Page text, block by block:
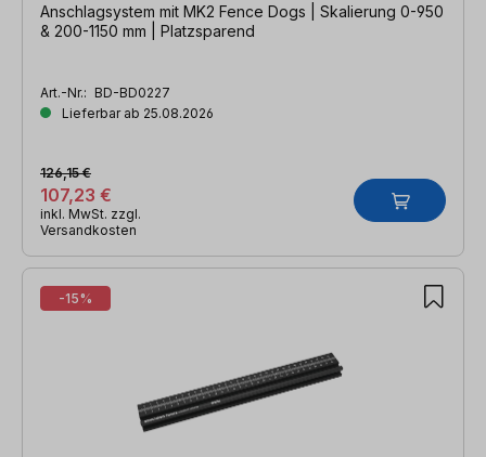
Anschlagsystem mit MK2 Fence Dogs | Skalierung 0-950
& 200-1150 mm | Platzsparend
Art.-Nr.: BD-BD0227
Lieferbar ab 25.08.2026
107,23 €
126,15 €
inkl. MwSt. zzgl.
Versandkosten
-15%